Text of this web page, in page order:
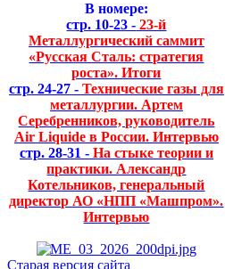
В номере:
стр. 10-23 - 23-й
Металлургический саммит
«Русская Сталь: стратегия
роста». Итоги
стр. 24-27 - Технические газы для
металлургии. Артем
Серебренников, руководитель
Air Liquide в России. Интервью
стр. 28-31 - На стыке теории и
практики. Александр
Котельников, генеральный
директор АО «НПП «Машпром».
Интервью
Старая версия сайта